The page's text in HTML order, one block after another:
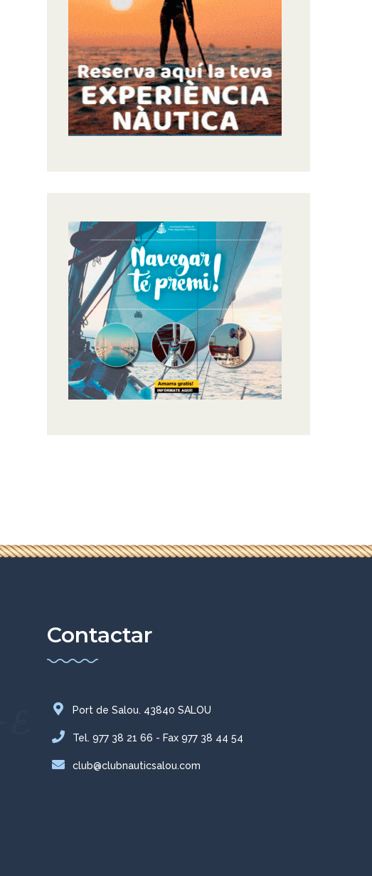
Contactar
Port de Salou. 43840 SALOU
Tel. 977 38 21 66 - Fax 977 38 44 54
club@clubnauticsalou.com